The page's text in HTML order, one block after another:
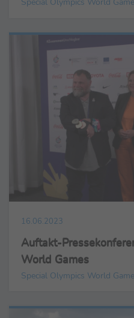
16.06.2023
Auftakt-
World Games